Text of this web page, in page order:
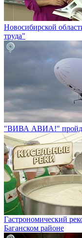
Новосибирской
труда"
"ВИВА АВИА!"
Гастрономический
Баганском районе